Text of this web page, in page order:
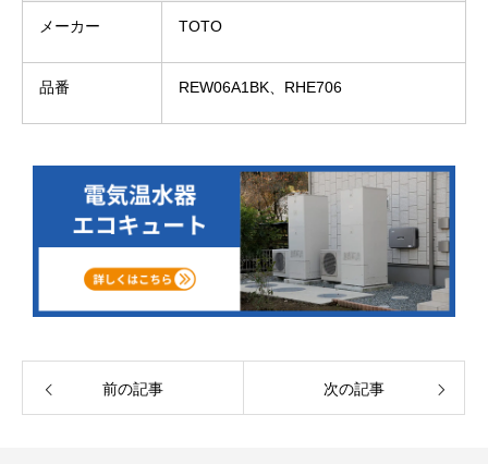
メーカー TOTO
品番 REW06A1BK、RHE706
前の記事 次の記事